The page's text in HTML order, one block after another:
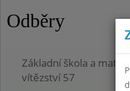
Odběry
Základní škola a
vítězství 57